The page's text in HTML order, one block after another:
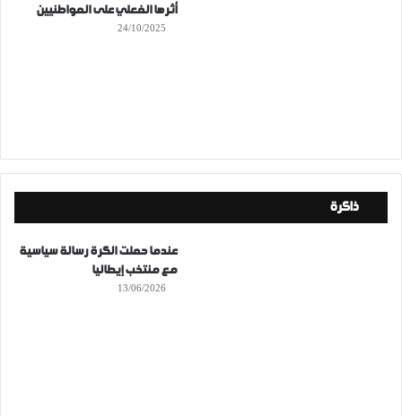
أثرها الفعلي على المواطنيين
24/10/2025
ذاكرة
عندما حملت الكرة رسالة سياسية
مع منتخب إيطاليا
13/06/2026